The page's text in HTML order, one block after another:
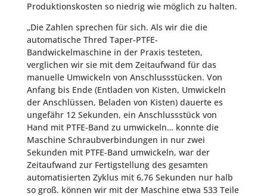
Produktionskosten so niedrig wie möglich zu halten.
„Die Zahlen sprechen für sich. Als wir die die
automatische Thred Taper-PTFE-
Bandwickelmaschine in der Praxis testeten,
verglichen wir sie mit dem Zeitaufwand für das
manuelle Umwickeln von Anschlussstücken. Von
Anfang bis Ende (Entladen von Kisten, Umwickeln
der Anschlüssen, Beladen von Kisten) dauerte es
ungefähr 12 Sekunden, ein Anschlussstück von
Hand mit PTFE-Band zu umwickeln… konnte die
Maschine Schraubverbindungen in nur zwei
Sekunden mit PTFE-Band umwickeln, war der
Zeitaufwand zur Fertigstellung des gesamten
automatisierten Zyklus mit 6,76 Sekunden nur halb
so groß. können wir mit der Maschine etwa 533 Teile